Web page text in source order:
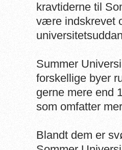
kravtiderne til
være indskrevet
Summer
forskellige byer
gerne mere end
som omfatter
Blandt dem er